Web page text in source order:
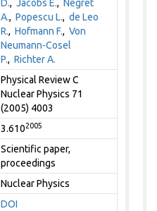
D.,Jacobs E.,Negret
A.,Popescu L.,de Leo
R.,Hofmann F.,Von
Neumann-Cosel
P.,Richter A.
Physical Review C
Nuclear Physics 71
(2005) 4003
3.6102005
Scientific paper,
proceedings
Nuclear Physics
DOI